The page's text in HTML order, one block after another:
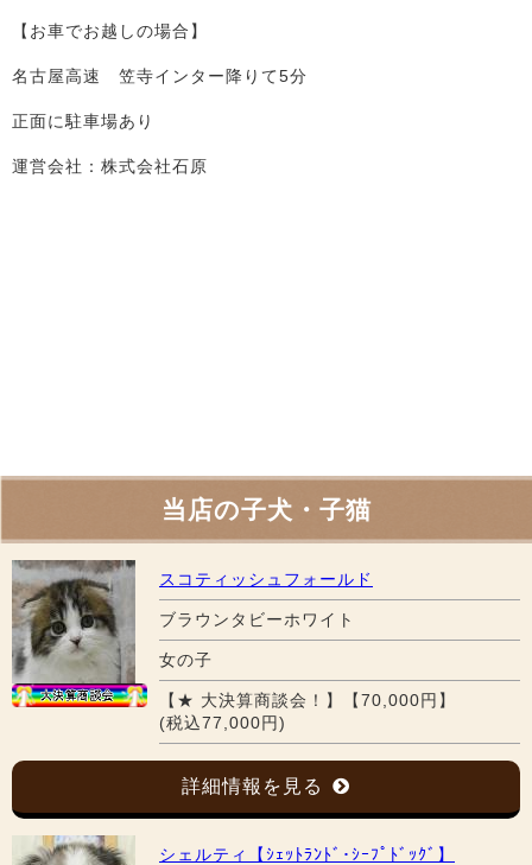
【お車でお越しの場合】
名古屋高速 笠寺インター降りて5分
正面に駐車場あり
運営会社：株式会社石原
当店の子犬・子猫
スコティッシュフォールド
ブラウンタビーホワイト
女の子
【★ 大決算商談会！】【70,000円】
(税込77,000円)
詳細情報を見る
シェルティ【ｼｪｯﾄﾗﾝﾄﾞ･ｼｰﾌﾟﾄﾞｯｸﾞ】